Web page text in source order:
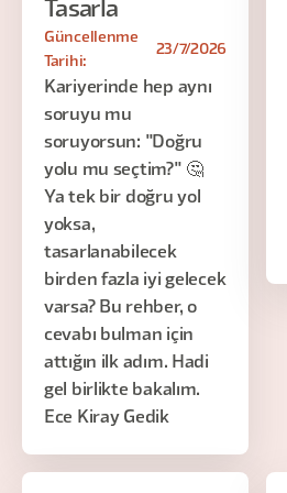
Tasarla
Güncellenme
Tarihi:
23/7/2026
Kariyerinde hep aynı
soruyu mu
soruyorsun: "Doğru
yolu mu seçtim?" 🤔
Ya tek bir doğru yol
yoksa,
tasarlanabilecek
birden fazla iyi gelecek
varsa? Bu rehber, o
cevabı bulman için
attığın ilk adım. Hadi
gel birlikte bakalım.
Ece Kiray Gedik